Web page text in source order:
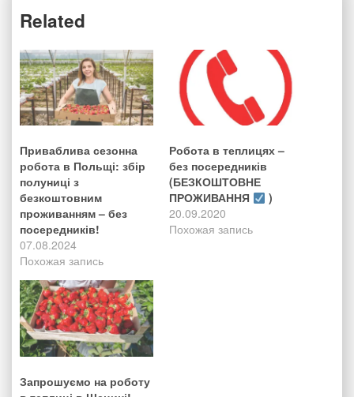
Related
Приваблива сезонна
робота в Польщі: збір
полуниці з
безкоштовним
проживанням – без
посередників!
07.08.2024
Похожая запись
Робота в теплицях –
без посередників
(БЕЗКОШТОВНЕ
ПРОЖИВАННЯ
)
20.09.2020
Похожая запись
Запрошуємо на роботу